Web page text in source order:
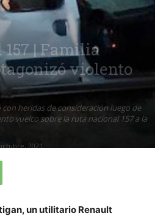
| Familia
violento
heridas de consideración luego de
vuelco sobre la ruta nacional 157 a la
2021
un utilitario Renault